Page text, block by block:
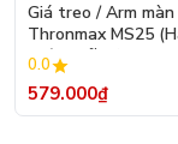
Giá treo / Arm màn
Thronmax MS25
Chính Hãng)
0.0
579.000₫